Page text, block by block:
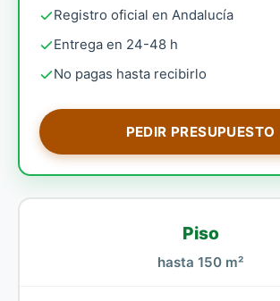
Registro oficial en Andalucía
Entrega en 24-48 h
No pagas hasta recibirlo
PEDIR PRESUPUESTO
Piso
hasta 150 m²